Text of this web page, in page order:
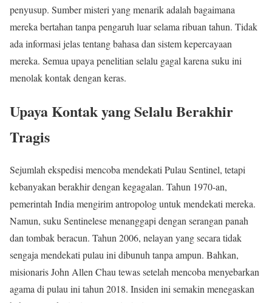
penyusup. Sumber misteri yang menarik adalah bagaimana
mereka bertahan tanpa pengaruh luar selama ribuan tahun. Tidak
ada informasi jelas tentang bahasa dan sistem kepercayaan
mereka. Semua upaya penelitian selalu gagal karena suku ini
menolak kontak dengan keras.
Upaya Kontak yang Selalu Berakhir
Tragis
Sejumlah ekspedisi mencoba mendekati Pulau Sentinel, tetapi
kebanyakan berakhir dengan kegagalan. Tahun 1970-an,
pemerintah India mengirim antropolog untuk mendekati mereka.
Namun, suku Sentinelese menanggapi dengan serangan panah
dan tombak beracun. Tahun 2006, nelayan yang secara tidak
sengaja mendekati pulau ini dibunuh tanpa ampun. Bahkan,
misionaris John Allen Chau tewas setelah mencoba menyebarkan
agama di pulau ini tahun 2018. Insiden ini semakin menegaskan